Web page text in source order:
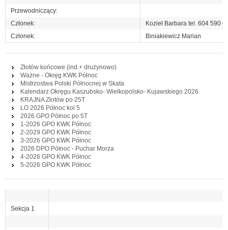
Przewodniczący:
Członek:
Kozieł Barbara tel. 604 590
Członek:
Biniakiewicz Marian
Złotów końcowe (ind.+ drużynowo)
Ważne - Okręg KWK Północ
Mistrzostwa Polski Północnej w Skata
Kalendarz Okręgu Kaszubsko- Wielkopolsko- Kujawskiego 2026
KRAJNA Złotów po 25T
LO 2026 Północ kol 5
2026 GPO Północ po 5T
1-2026 GPO KWK Północ
2-2029 GPO KWK Północ
3-2026 GPO KWK Północ
2026 DPO Północ - Puchar Morza
4-2026 GPO KWK Północ
5-2026 GPO KWK Północ
Sekcja 1